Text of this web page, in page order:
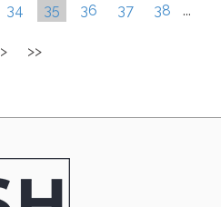
34 35 36 37 38 ...
> >>